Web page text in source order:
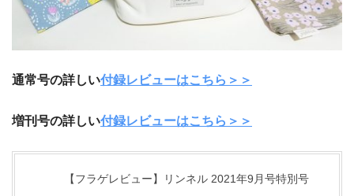
通常号の詳しい付録レビューはこちら＞＞
増刊号の詳しい付録レビューはこちら＞＞
【フラゲレビュー】リンネル 2021年9月号特別号